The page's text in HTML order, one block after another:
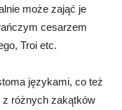
może zająć je
cesarzem
Troi etc.
językami, co też
z różnych zakątków